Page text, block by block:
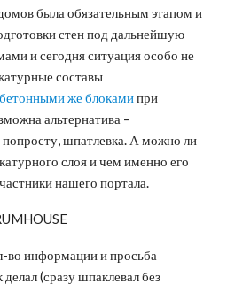
была обязательным этапом и
стен под дальнейшую
и сегодня ситуация особо не
составы
же блокамипри
альтернатива –
шпатлевка. А можно ли
слоя и чем именно его
нашего портала.
во информации и просьба
(сразу шпаклевал без